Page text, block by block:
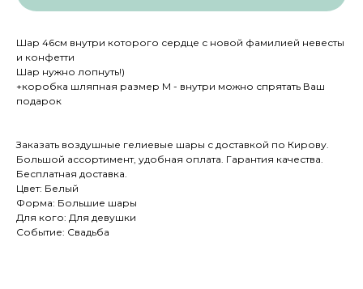
Шар 46см внутри которого сердце с новой фамилией невесты
и конфетти
Шар нужно лопнуть!)
+коробка шляпная размер М - внутри можно спрятать Ваш
подарок
Заказать воздушные гелиевые шары с доставкой по Кирову.
Большой ассортимент, удобная оплата. Гарантия качества.
Бесплатная доставка.
Цвет: Белый
Форма: Большие шары
Для кого: Для девушки
Событие: Свадьба